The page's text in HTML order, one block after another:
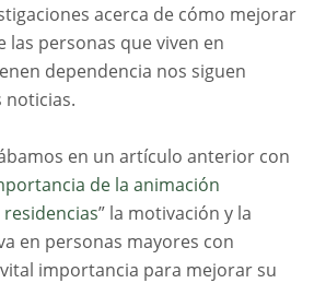
acerca de cómo mejorar
las personas que viven en
dependencia nos siguen
en un artículo anterior con
de la animación
” la motivación y la
en personas mayores con
importancia para mejorar su